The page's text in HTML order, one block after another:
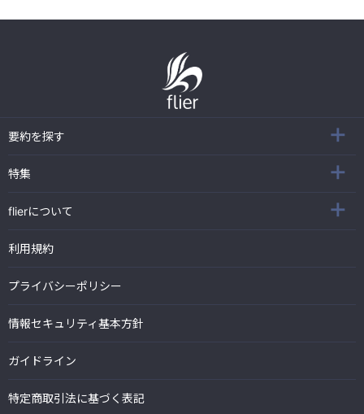
要約を探す
特集
flierについて
利用規約
プライバシーポリシー
情報セキュリティ基本方針
ガイドライン
特定商取引法に基づく表記